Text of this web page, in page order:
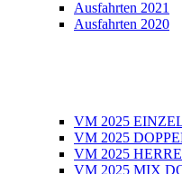
Ausfahrten 2021
Ausfahrten 2020
VM 2025
VM 2025
VM 2025
VM 2025 MIX